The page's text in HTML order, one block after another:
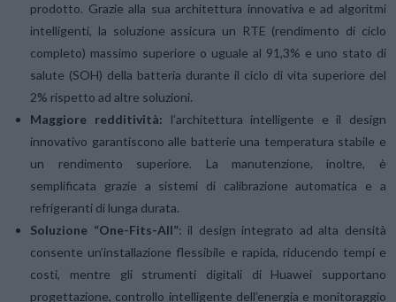
prodotto. Grazie alla sua architettura innovativa e ad algoritmi
intelligenti, la soluzione assicura un RTE (rendimento di ciclo
completo) massimo superiore o uguale al 91,3% e uno stato di
salute (SOH) della batteria durante il ciclo di vita superiore del
2% rispetto ad altre soluzioni.
Maggiore redditività: l’architettura intelligente e il design
innovativo garantiscono alle batterie una temperatura stabile e
un rendimento superiore. La manutenzione, inoltre, è
semplificata grazie a sistemi di calibrazione automatica e a
refrigeranti di lunga durata.
Soluzione “One-Fits-All”: il design integrato ad alta densità
consente un’installazione flessibile e rapida, riducendo tempi e
costi, mentre gli strumenti digitali di Huawei supportano
progettazione, controllo intelligente dell’energia e monitoraggio